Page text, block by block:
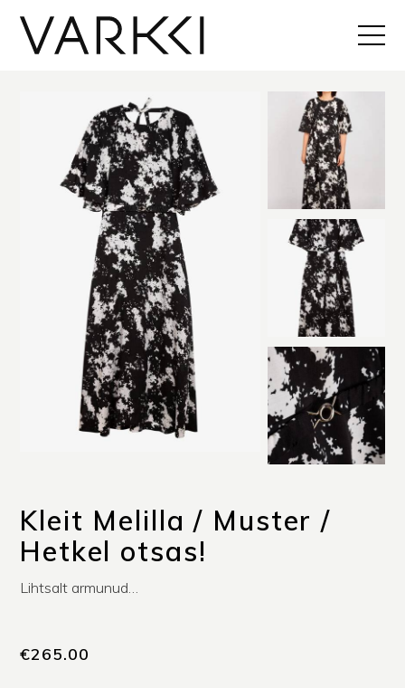
Kleit Melilla / Muster /
Hetkel otsas!
Lihtsalt armunud…
€265.00